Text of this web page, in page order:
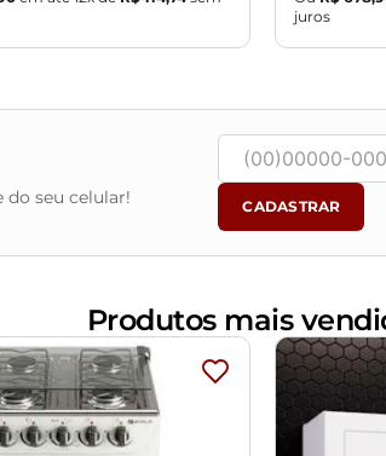
juros
seu celular! CADASTRAR
Produtos mais